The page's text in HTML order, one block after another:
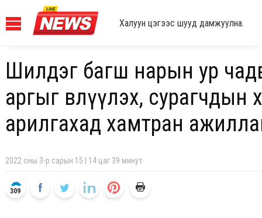
Халуун цэгээс шууд дамжуулна.
Шилдэг багш нарын ур
аргыг өвлүүлэх, сурагчдын
арилгахад хамтран
2022 оны 3-р сарын 15 | 14 цаг 39 минут
309